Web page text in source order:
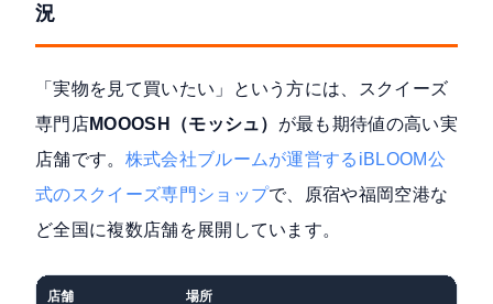
況
「実物を見て買いたい」という方には、スクイーズ
専門店MOOOSH（モッシュ） が最も期待値の高い実
店舗です。 株式会社ブルームが運営するiBLOOM公
式のスクイーズ専門ショップで、原宿や福岡空港な
ど全国に複数店舗を展開しています。
店舗 場所